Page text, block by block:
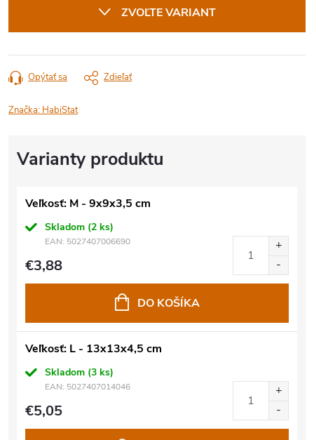
ZVOĽTE VARIANT
Opýtať sa Zdieľať
Značka: HabiStat
Veľkosť: M - 9x9x3,5 cm
Skladom (2 ks)
EAN: 5027407006690
€3,88
DO KOŠÍKA
Veľkosť: L - 13x13x4,5 cm
Skladom (3 ks)
EAN: 5027407014046
€5,05